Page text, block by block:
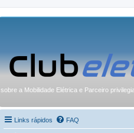
sobre a Mobilidade Elétrica e Parceiro
Links rápidos FAQ